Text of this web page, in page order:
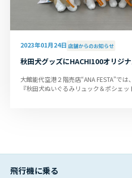
2023年01月24日 店舗からのお知らせ
秋田犬グッズにHACHI100オリジ
大館能代空港２階売店“ANA FESTA”で
『秋田犬ぬいぐるみリュック＆ポシェ
飛行機に乗る